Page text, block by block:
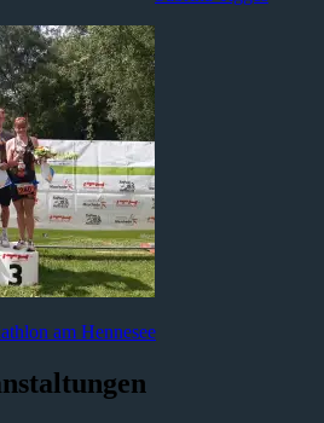
am Hennesee